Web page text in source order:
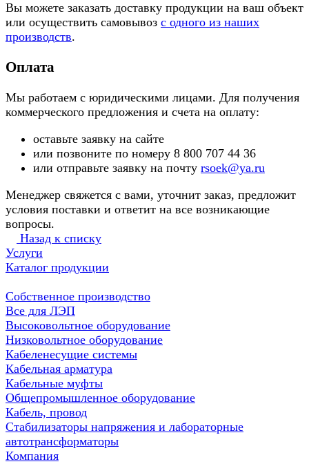
Вы можете заказать доставку продукции на ваш объект
или осуществить самовывоз с одного из наших
производств.
Оплата
Мы работаем с юридическими лицами. Для получения
коммерческого предложения и счета на оплату:
оставьте заявку на сайте
или позвоните по номеру 8 800 707 44 36
или отправьте заявку на почту rsoek@ya.ru
Менеджер свяжется с вами, уточнит заказ, предложит
условия поставки и ответит на все возникающие
вопросы.
Назад к списку
Услуги
Каталог продукции
Собственное производство
Все для ЛЭП
Высоковольтное оборудование
Низковольтное оборудование
Кабеленесущие системы
Кабельная арматура
Кабельные муфты
Общепромышленное оборудование
Кабель, провод
Стабилизаторы напряжения и лабораторные
автотрансформаторы
Компания